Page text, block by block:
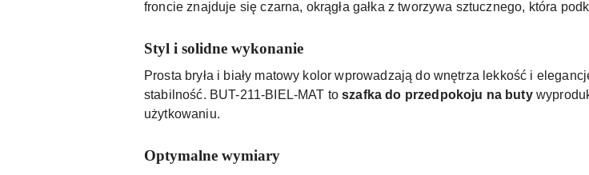
froncie znajduje się czarna, okrągła gałka z tworzywa sztucznego, która
Styl i solidne wykonanie
Prosta bryła i biały matowy kolor wprowadzają do wnętrza lekkość i
stabilność. BUT-211-BIEL-MAT toszafka do przedpokoju na buty
użytkowaniu.
Optymalne wymiary